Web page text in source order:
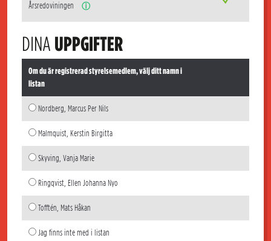
Årsredoviningen
ⓘ
DINA UPPGIFTER
Om du är registrerad styrelsemedlem, välj ditt namn i
listan
Nordberg, Marcus Per Nils
Malmquist, Kerstin Birgitta
Skyving, Vanja Marie
Ringqvist, Ellen Johanna Nyo
Tofftén, Mats Håkan
Jag finns inte med i listan